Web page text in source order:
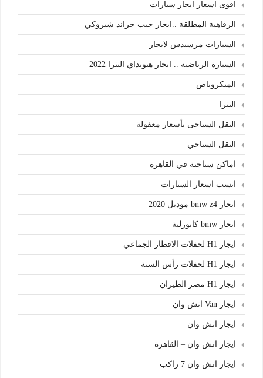
اقوى اسعار ايجار سيارات
الرفاهية المطلقة ..ايجار جيب جراند شيروكي
السيارات مرسيدس لايجار
السيارة الرياضيه .. ايجار هيونداي النترا 2022
الميكروباص
النترا
النقل السياحى بأسعار معقولة
النقل السياحي
اماكن سياجية في القاهرة
انسب اسعار السيارات
ايجار bmw z4 موديل 2020
ايجار bmw كابورلية
ايجار H1 لحفلات الافطار الجماعي
ايجار H1 لحفلات رأس السنة
ايجار H1 مصر الطيران
ايجار Van اتش وان
ايجار اتش وان
ايجار اتش وان – القاهرة
ايجار اتش وان 7 راكب